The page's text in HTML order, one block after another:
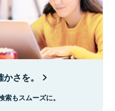
さを。
もスムーズに。